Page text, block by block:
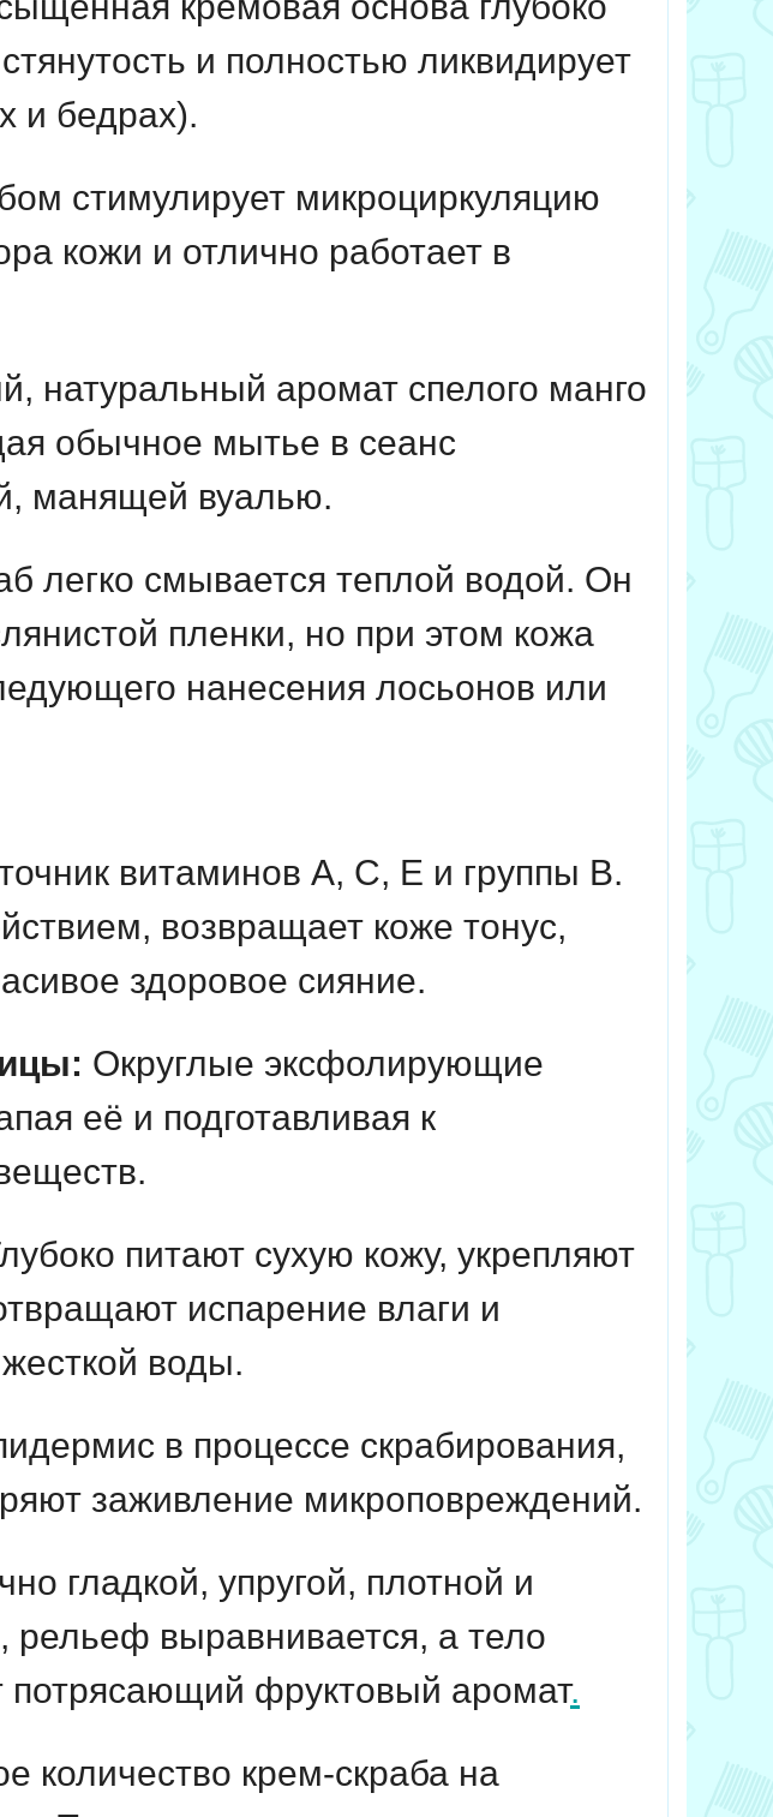
и полностью ликвидирует
и бедрах).
стимулирует микроциркуляцию
кожи и отлично работает в
натуральный аромат спелого манго
обычное мытье в сеанс
манящей вуалью.
легко смывается теплой водой. Он
пленки, но при этом кожа
нанесения лосьонов или
витаминов А, С, Е и группы B.
возвращает коже тонус,
здоровое сияние.
Округлые эксфолирующие
её и подготавливая к
питают сухую кожу, укрепляют
испарение влаги и
воды.
в процессе скрабирования,
заживление микроповреждений.
гладкой, упругой, плотной и
рельеф выравнивается, а тело
фруктовый аромат.
количество крем-скраба на